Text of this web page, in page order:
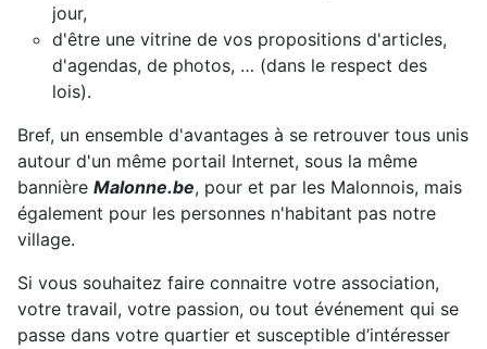
jour,
d'être une vitrine de vos propositions d'articles,
d'agendas, de photos, … (dans le respect des
lois).
Bref, un ensemble d'avantages à se retrouver tous unis
autour d'un même portail Internet, sous la même
bannière Malonne.be, pour et par les Malonnois, mais
également pour les personnes n'habitant pas notre
village.
Si vous souhaitez faire connaitre votre association,
votre travail, votre passion, ou tout événement qui se
passe dans votre quartier et susceptible d’intéresser